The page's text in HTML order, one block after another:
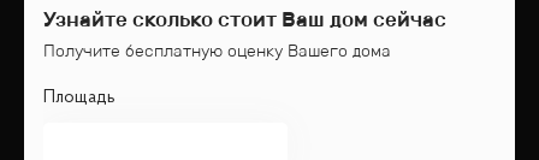
Узнайте сколько стоит Ваш дом сейчас
Получите бесплатную оценку Вашего дома
Площадь